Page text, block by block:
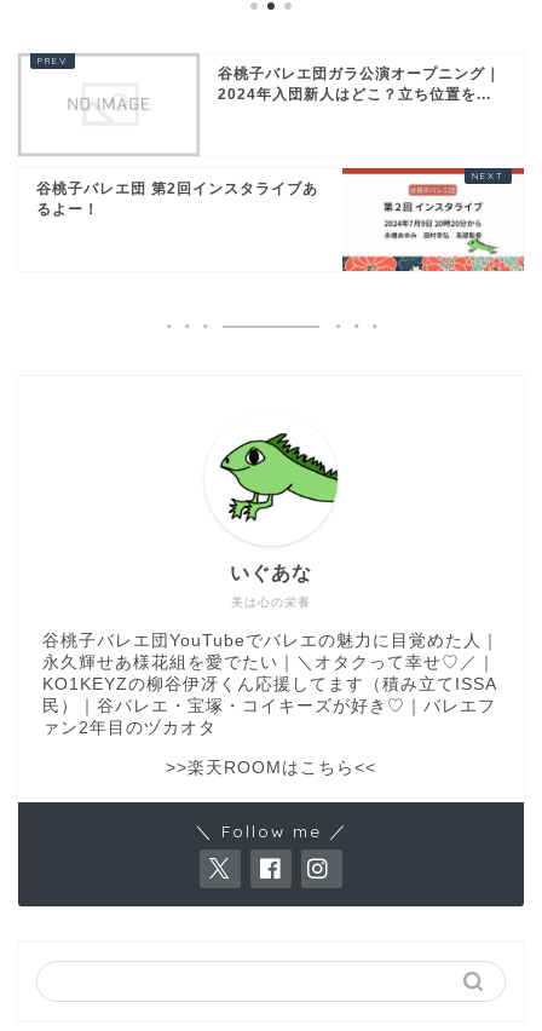
谷桃子バレエ団ガラ公演オープニング｜
2024年入団新人はどこ？立ち位置を...
谷桃子バレエ団 第2回インスタライブあ
るよー！
美は心の栄養
いぐあな
谷桃子バレエ団YouTubeでバレエの魅力に目覚めた人｜
永久輝せあ様花組を愛でたい｜＼オタクって幸せ♡／｜
KO1KEYZの柳谷伊冴くん応援してます（積み立てISSA
民）｜谷バレエ・宝塚・コイキーズが好き♡｜バレエフ
ァン2年目のヅカオタ
>>楽天ROOMはこちら<<
＼ Follow me ／